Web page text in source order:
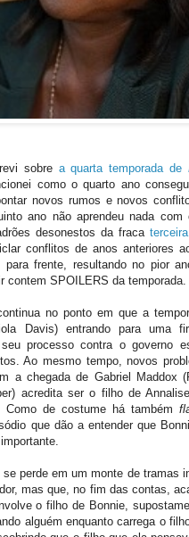
sobre a quarta temporada de
como o quarto ano
novos rumos e novos
ano não aprendeu nada
desonestos da fraca
conflitos de anos anteriores
para frente, resultando no pior
contem SPOILERS da temporada.
no ponto em que a
Davis) entrando para uma
seu processo contra o governo
Ao mesmo tempo, novos
a chegada de Gabriel Maddox
acredita ser o filho de
Como de costume há também
que dão a entender que
se perde em um monte de tramas
mas que, no fim das contas,
o filho de Bonnie,
alguém enquanto carrega o